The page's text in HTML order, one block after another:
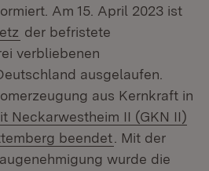
Am 15. April 2023 ist
(Öffnet in neuem Fenster)
der befristete
verbliebenen
ausgelaufen.
aus Kernkraft in
Neckarwestheim II (GKN II)
beendet . Mit der
wurde die